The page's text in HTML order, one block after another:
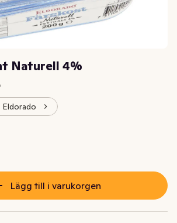
Naturell 4%
Eldorado
kr
kg
Lägg till i varukorgen